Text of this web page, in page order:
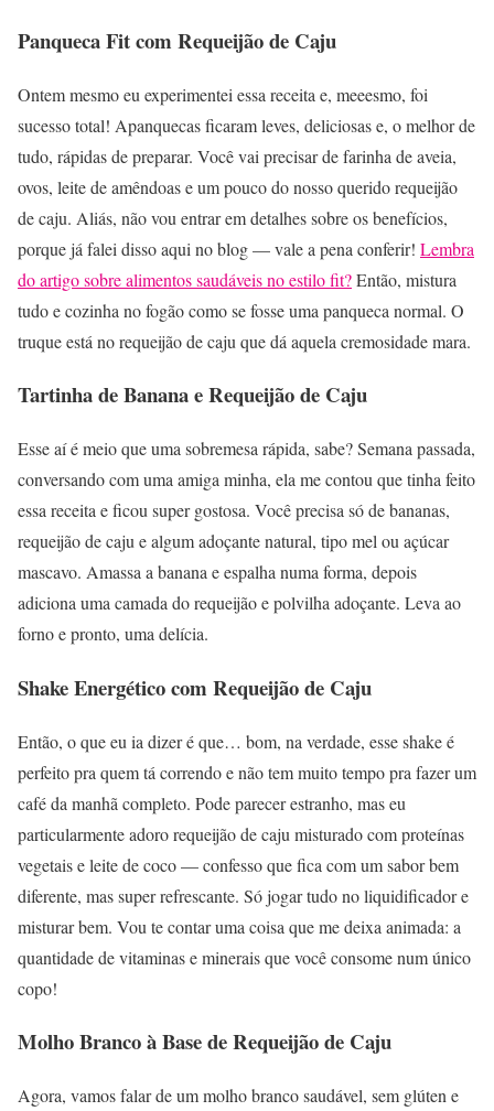
Panqueca Fit com Requeijão de Caju
Ontem mesmo eu experimentei essa receita e, meeesmo, foi
sucesso total! Apanquecas ficaram leves, deliciosas e, o melhor de
tudo, rápidas de preparar. Você vai precisar de farinha de aveia,
ovos, leite de amêndoas e um pouco do nosso querido requeijão
de caju. Aliás, não vou entrar em detalhes sobre os benefícios,
porque já falei disso aqui no blog — vale a pena conferir! Lembra
do artigo sobre alimentos saudáveis no estilo fit?Então, mistura
tudo e cozinha no fogão como se fosse uma panqueca normal. O
truque está no requeijão de caju que dá aquela cremosidade mara.
Tartinha de Banana e Requeijão de Caju
Esse aí é meio que uma sobremesa rápida, sabe? Semana passada,
conversando com uma amiga minha, ela me contou que tinha feito
essa receita e ficou super gostosa. Você precisa só de bananas,
requeijão de caju e algum adoçante natural, tipo mel ou açúcar
mascavo. Amassa a banana e espalha numa forma, depois
adiciona uma camada do requeijão e polvilha adoçante. Leva ao
forno e pronto, uma delícia.
Shake Energético com Requeijão de Caju
Então, o que eu ia dizer é que… bom, na verdade, esse shake é
perfeito pra quem tá correndo e não tem muito tempo pra fazer um
café da manhã completo. Pode parecer estranho, mas eu
particularmente adoro requeijão de caju misturado com proteínas
vegetais e leite de coco — confesso que fica com um sabor bem
diferente, mas super refrescante. Só jogar tudo no liquidificador e
misturar bem. Vou te contar uma coisa que me deixa animada: a
quantidade de vitaminas e minerais que você consome num único
copo!
Molho Branco à Base de Requeijão de Caju
Agora, vamos falar de um molho branco saudável, sem glúten e